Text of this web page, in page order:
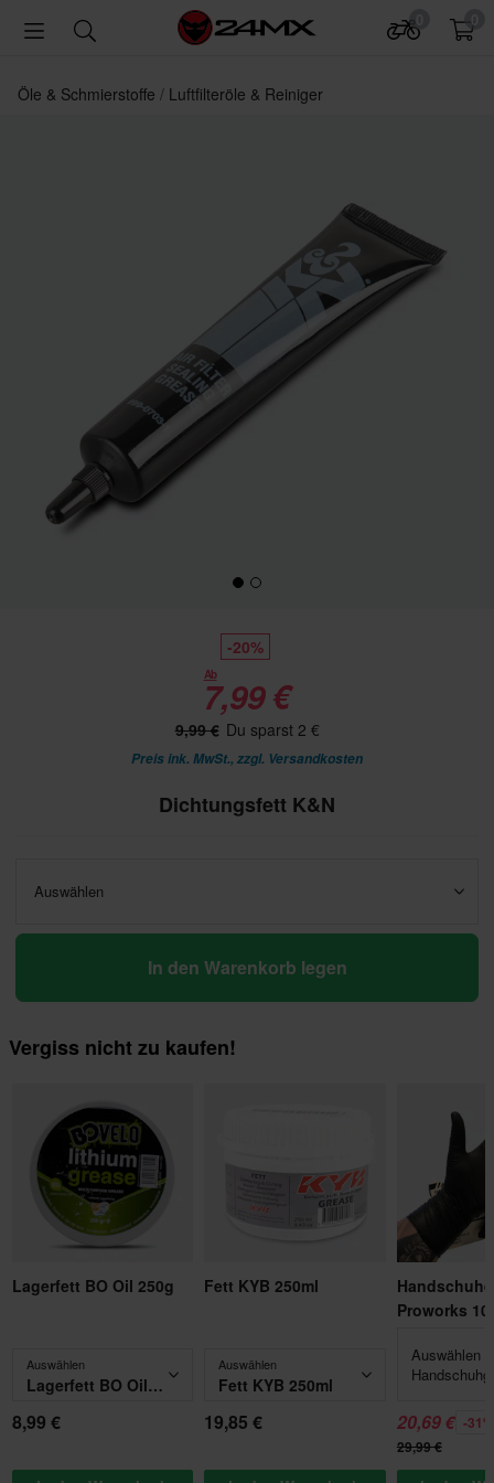
Öle & Schmierstoffe Luftfilteröle & Reiniger
-20%
Ab
7,99 €
9,99 € Du sparst 2 €
Preis ink. MwSt., zzgl. Versandkosten
Dichtungsfett K&N
Auswählen
In den Warenkorb legen
Vergiss nicht zu kaufen!
Lagerfett BO Oil 250g
Auswählen
Lagerfett BO Oil 250g
8,99 €
Fett KYB 250ml
Auswählen
Fett KYB 250ml
19,85 €
Proworks
Auswählen -
20,69 € -31%
29,99 €